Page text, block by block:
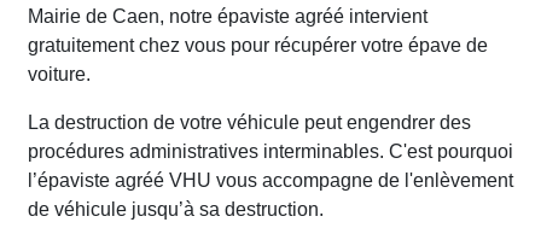
Mairie de Caen, notre épaviste agréé intervient
gratuitement chez vous pour récupérer votre épave de
voiture.
La destruction de votre véhicule peut engendrer des
procédures administratives interminables. C'est pourquoi
l’épaviste agréé VHU vous accompagne de l'enlèvement
de véhicule jusqu’à sa destruction.